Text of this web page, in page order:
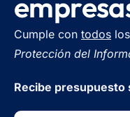
Cumple con todos
Protección del
Recibe presupuesto